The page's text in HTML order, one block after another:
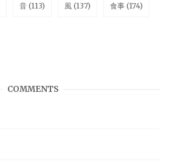
音 (113) 風 (137) 食事 (174)
COMMENTS